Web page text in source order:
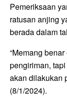
Pemeriksaan
ratusan anjing
berada dalam
“Memang
pengiriman,
akan dilakukan
(8/1/2024).